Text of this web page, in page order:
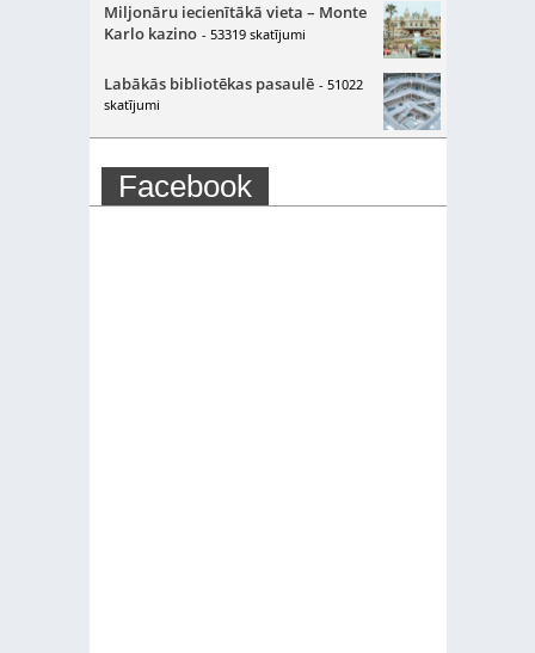
Miljonāru iecienītākā vieta – Monte
Karlo kazino - 53319 skatījumi
Labākās bibliotēkas pasaulē - 51022
skatījumi
Facebook